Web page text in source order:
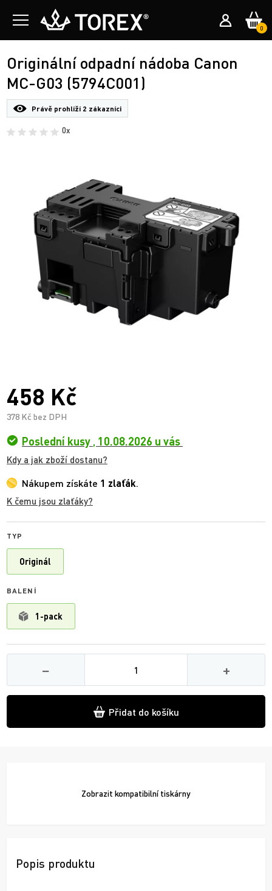
0
Originální odpadní nádoba Canon
MC-G03 (5794C001)
Právě prohlíží 2 zákazníci
0x
458 Kč
378 Kč bez DPH
Poslední kusy , 10.08.2026 u vás
Kdy a jak zboží dostanu?
Nákupem získáte 1 zlaťák.
K čemu jsou zlaťáky?
TYP
Originál
BALENÍ
1-pack
−
Množství
+
Přidat do košíku
Zobrazit kompatibilní tiskárny
Popis produktu